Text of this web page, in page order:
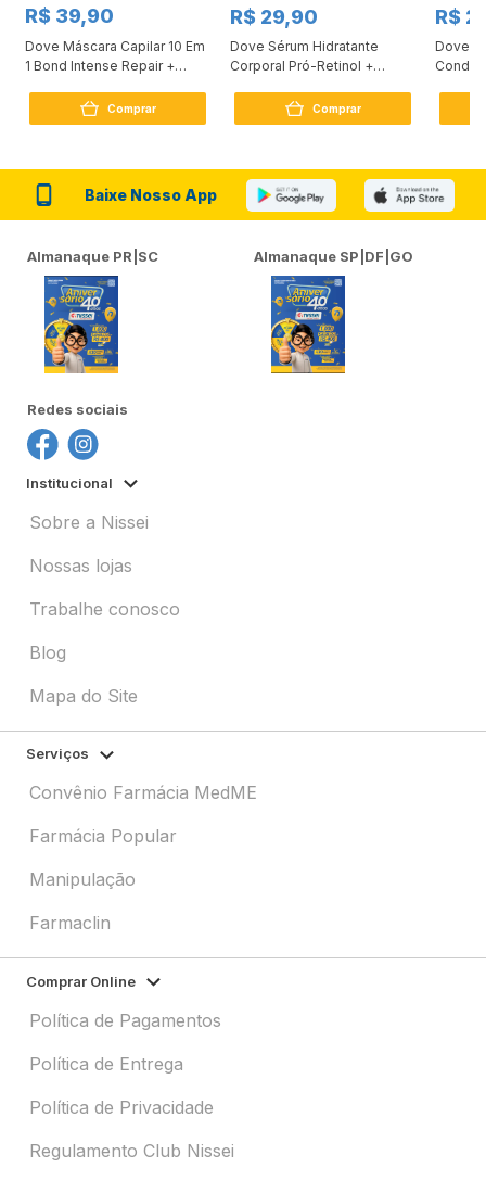
R$ 39,90
Dove Máscara Capilar 10 Em
1 Bond Intense Repair +
Comprar
R$ 29,90
Dove Sérum Hidratante
Corporal Pró-Retinol +
Comprar
R$
Dove
Baixe Nosso App
Almanaque PR|SC Almanaque SP|DF|GO
Redes sociais
Institucional
Sobre a Nissei
Nossas lojas
Trabalhe conosco
Blog
Mapa do Site
Serviços
Convênio Farmácia MedME
Farmácia Popular
Manipulação
Farmaclin
Comprar Online
Política de Pagamentos
Política de Entrega
Política de Privacidade
Regulamento Club Nissei